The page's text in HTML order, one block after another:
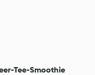
Tee-Smoothie